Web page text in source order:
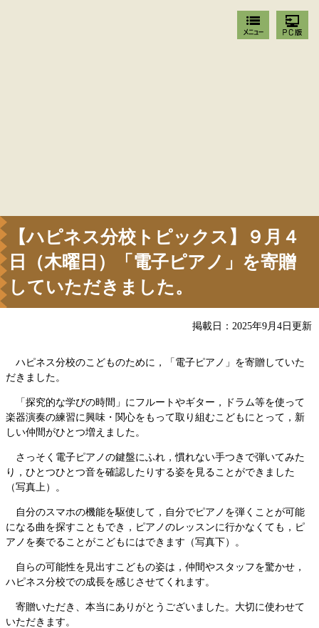
【ハピネス分校トピックス】９月４
日（木曜日）「電子ピアノ」を寄贈
していただきました。
掲載日：2025年9月4日更新
ハピネス分校のこどものために，「電子ピアノ」を寄贈していた
だきました。
「探究的な学びの時間」にフルートやギター，ドラム等を使って
楽器演奏の練習に興味・関心をもって取り組むこどもにとって，新
しい仲間がひとつ増えました。
さっそく電子ピアノの鍵盤にふれ，慣れない手つきで弾いてみた
り，ひとつひとつ音を確認したりする姿を見ることができました
（写真上）。
自分のスマホの機能を駆使して，自分でピアノを弾くことが可能
になる曲を探すこともでき，ピアノのレッスンに行かなくても，ピ
アノを奏でることがこどもにはできます（写真下）。
自らの可能性を見出すこどもの姿は，仲間やスタッフを驚かせ，
ハピネス分校での成長を感じさせてくれます。
寄贈いただき、本当にありがとうございました。大切に使わせて
いただきます。